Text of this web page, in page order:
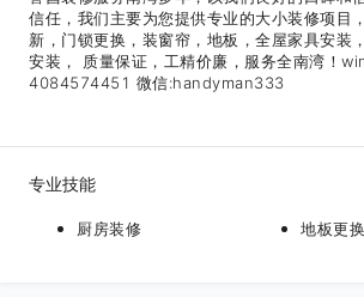
信任，我们主要为您提供专业的大小装修项目
新，门锁更换，装窗帘，地板，全屋家具安装
安装， 质量保证，工精价廉，服务全南湾！
4084574451 微信:handyman333
专业技能
厨房装修 地板更换